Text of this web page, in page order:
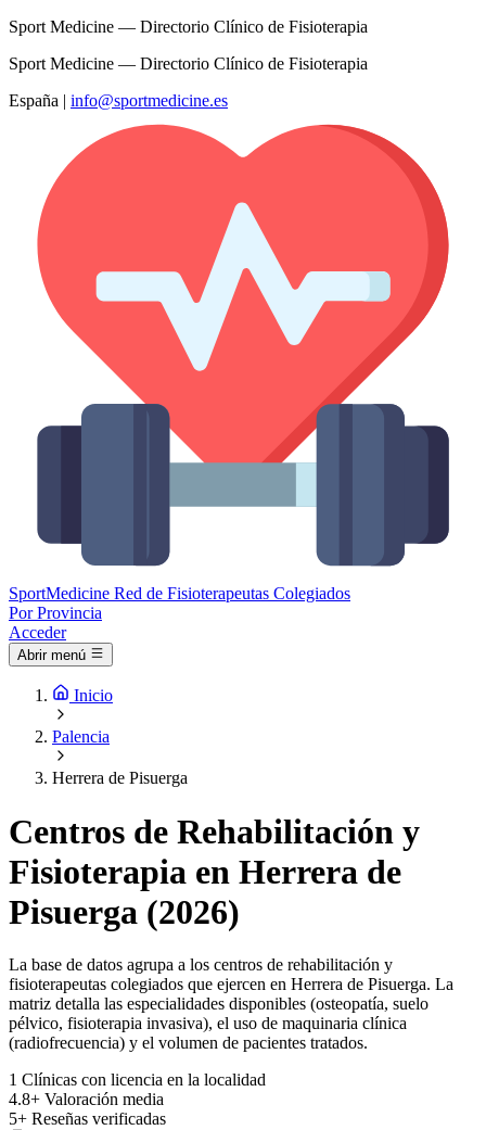
Sport Medicine — Directorio Clínico de Fisioterapia
Sport Medicine — Directorio Clínico de Fisioterapia
España | info@sportmedicine.es
SportMedicine Red de Fisioterapeutas Colegiados
Por Provincia
Acceder
Abrir menú
Inicio
Palencia
Herrera de Pisuerga
Centros de Rehabilitación y
Fisioterapia en Herrera de
Pisuerga (2026)
La base de datos agrupa a los centros de rehabilitación y
fisioterapeutas colegiados que ejercen en Herrera de Pisuerga. La
matriz detalla las especialidades disponibles (osteopatía, suelo
pélvico, fisioterapia invasiva), el uso de maquinaria clínica
(radiofrecuencia) y el volumen de pacientes tratados.
1 Clínicas con licencia en la localidad
4.8+ Valoración media
5+ Reseñas verificadas